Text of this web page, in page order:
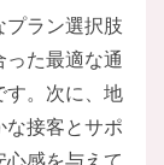
プラン選択肢
た最適な通
す。次に、地
接客とサポ